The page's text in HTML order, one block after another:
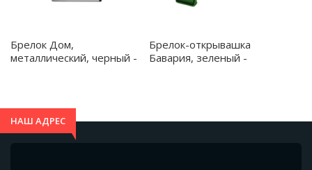
Брелок Дом,
металлический, черный -
Брелок-открывашка
Бавария, зеленый -
НАШ АДРЕС